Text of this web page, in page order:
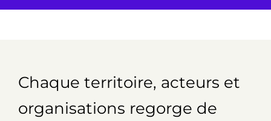
Chaque territoire, acteurs et
organisations regorge de